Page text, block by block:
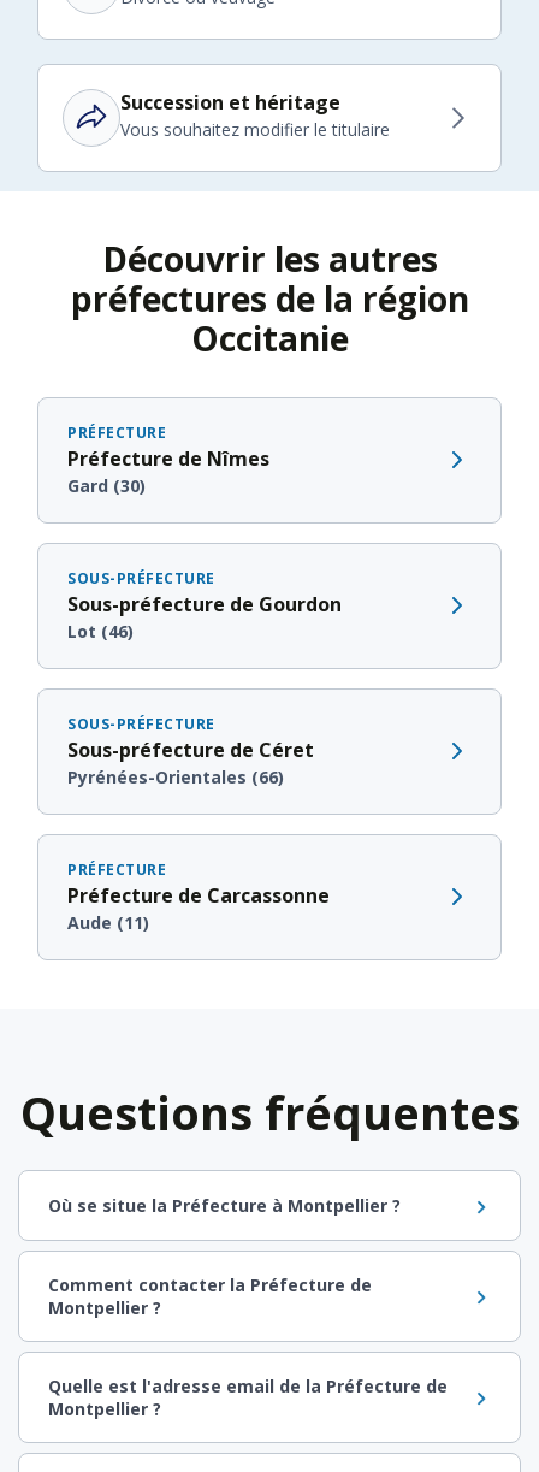
Succession et héritage
Vous souhaitez modifier le titulaire
Découvrir les autres
préfectures de la région
Occitanie
PRÉFECTURE
Préfecture de Nîmes
Gard (30)
SOUS-PRÉFECTURE
Sous-préfecture de Gourdon
Lot (46)
SOUS-PRÉFECTURE
Sous-préfecture de Céret
Pyrénées-Orientales (66)
PRÉFECTURE
Préfecture de Carcassonne
Aude (11)
Questions fréquentes
Où se situe la Préfecture à Montpellier ?
Comment contacter la Préfecture de
Montpellier ?
Quelle est l'adresse email de la Préfecture de
Montpellier ?